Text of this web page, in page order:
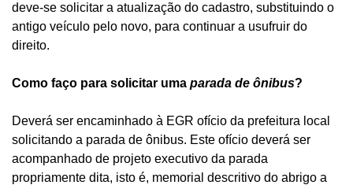
deve-se solicitar a atualização do cadastro, substituindo o
antigo veículo pelo novo, para continuar a usufruir do
direito.
Como faço para solicitar uma parada de ônibus?
Deverá ser encaminhado à EGR ofício da prefeitura local
solicitando a parada de ônibus. Este ofício deverá ser
acompanhado de projeto executivo da parada
propriamente dita, isto é, memorial descritivo do abrigo a